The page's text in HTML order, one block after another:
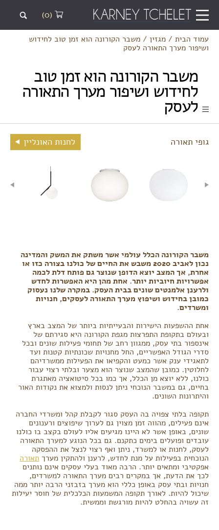
(0)
עמוד הבית/ מגזין/ משבר הקורונה הוא זמן טוב לחידוש
ושיפור מערך התאורה לעסק
משבר הקורונה הוא זמן טוב
לחידוש ושיפור מערך התאורה
לעסק
גופי תאורה לחנות האונליין
משבר הקורונה הכלל עולמי אשר משתק את המשק והמדינה
נכון לאביב 2020 משבש את החיים של כולנו בצורה כזו או
אחרת, אך המצב יוצא הדופן שנוצר גם פותח דלת לכמה
אפשרויות חיוביות יותר. אחת מהן היא האפשרות לחדש
ולרענן אלמנטים שונים בבית העסק. במקרה שלנו נעסוק
כמובן בחידוש ושיפוץ מערך התאורה לעסקים, חנויות
ומשרדים.
אחת ההשפעות הישירות והבעייתיות ביותר של המצב בארץ
ובעולם בתקופת התפרצות מגפת הקורונה היא סגירתם של
אינספור בתי עסק, ממגוון רחב של תחומי פעילות שונים ובכל
סדרי הגודל האפשריים, החל מחנויות שכונתיות קטנות ועד
לתאגידי ענק אשר כמעט והקפיאו את הפעילות ממשרדיהם
לחלוטין. כמובן שהמצב שנוצר הוא מצער ובלתי רצוי עבור
כולנו, ללא יוצא מן הכלל, אך כמו בכל סיטואציה מאתגרת
בחיים, גם במשבר הנוכחי ניתן לנסות ולמצוא את נקודות האור
והיתרונות השונים.
תקופה בלתי צפויה בה העסק סגור לקבלת קהל ומשרדי החברה
אינם פעילים, מהווה זמן מצוין גם לערוך שיפוצים ורענונים
שונים, באופן אשר לא היינו מגיעים אליו לעולם בקצב בו כולנו
עובדים ופועלים בימים כתקנם. גם בכל הנוגע למערך התאורה
לעסק, לחנות או למשרד, ניתן ואף רצוי לנצל את ההפסקה
הנוכחית בפעילות על מנת לחדש, לרענן ולהתקין מערך תאורה
אפקטיבי ומתאים יותר. הרבה מאוד בעלי עסקים אינם נותנים
לכך את הדעת, אך במקרים רבים מערך התאורה למשרדים,
חנויות ובתי עסק באופן כללי הוא מערך בזבזני הרבה יותר ממה
שיכול להיות. לאורך תקופה המשמעות הכלכלית של חוסר יעילות
זה עשויה בהחלט להיות מורגשת וממשית.